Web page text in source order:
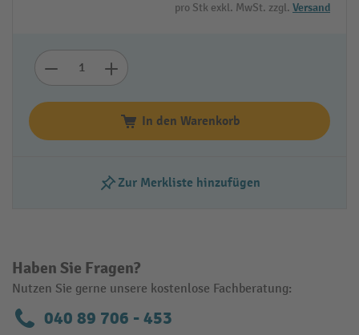
pro Stk exkl. MwSt. zzgl. Versand
In den Warenkorb
Zur Merkliste hinzufügen
Haben Sie Fragen?
Nutzen Sie gerne unsere kostenlose Fachberatung:
040 89 706 - 453